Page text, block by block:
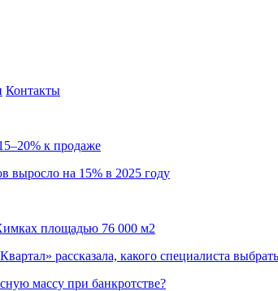
Контакты
к продаже
выросло на 15% в 2025 году
площадью 76 000 м2
рассказала, какого специалиста
массу при банкротстве?